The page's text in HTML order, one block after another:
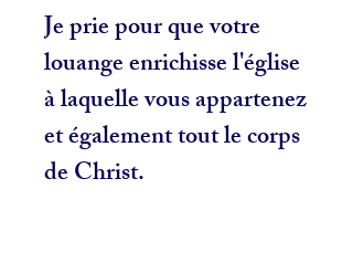
Je prie pour que votre
louange enrichisse l'église
à laquelle vous appartenez
et également tout le corps
de Christ.